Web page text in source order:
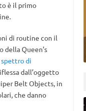
è il primo
di routine con il
della Queen’s
spettro di
dall’oggetto
Belt Objects, in
che danno